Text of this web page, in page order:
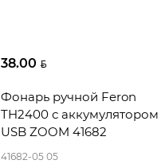
38.00
Фонарь ручной Feron
TH2400 с аккумулятором
USB ZOOM 41682
41682-05 05